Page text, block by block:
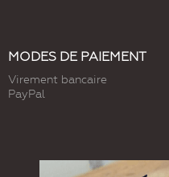
MODES DE PAIEMENT
Virement bancaire
PayPal